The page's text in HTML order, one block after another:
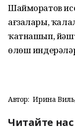
Шайморатов
ағзалары,
ҡатнашып,
өлөш
Автор: Ирина
Читайте нас